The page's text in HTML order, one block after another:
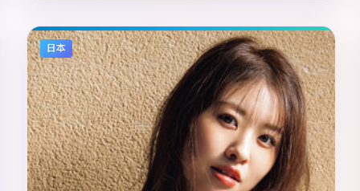
日本